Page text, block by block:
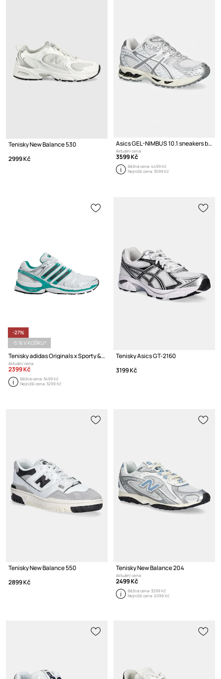
Tenisky New Balance 530
2999 Kč
Asics GEL-NIMBUS 10.1 sneakers boty
Aktuální cena:
3599 Kč
Běžná cena:4499 Kč
Nejnižší cena:3099 Kč
-27%
-5 % V KOŠÍKU*
Tenisky adidas Originals x Sporty & Rich Adistar Control 5
Aktuální cena:
2399 Kč
Běžná cena:3499 Kč
Nejnižší cena:3299 Kč
Tenisky Asics GT-2160
3199 Kč
Tenisky New Balance 550
2899 Kč
Tenisky New Balance 204
Aktuální cena:
2499 Kč
Běžná cena:3299 Kč
Nejnižší cena:2099 Kč